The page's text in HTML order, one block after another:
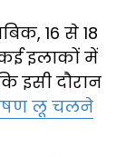
16 से 18
कई इलाकों में
इसी दौरान
लू चलने